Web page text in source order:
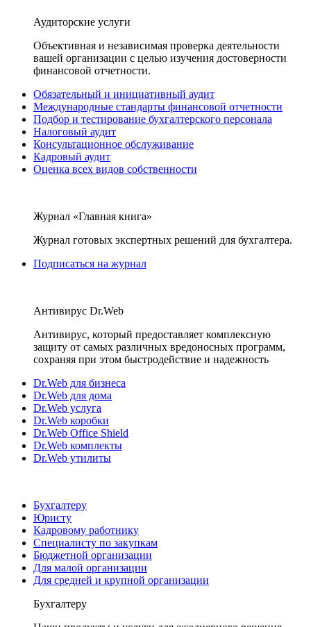
Аудиторские услуги
Объективная и независимая проверка деятельности
вашей организации с целью изучения достоверности
финансовой отчетности.
Обязательный и инициативный аудит
Международные стандарты финансовой отчетности
Подбор и тестирование бухгалтерского персонала
Налоговый аудит
Консультационное обслуживание
Кадровый аудит
Оценка всех видов собственности
Журнал «Главная книга»
Журнал готовых экспертных решений для бухгалтера.
Подписаться на журнал
Антивирус Dr.Web
Антивирус, который предоставляет комплексную
защиту от самых различных вредоносных программ,
сохраняя при этом быстродействие и надежность
Dr.Web для бизнеса
Dr.Web для дома
Dr.Web услуга
Dr.Web коробки
Dr.Web Office Shield
Dr.Web комплекты
Dr.Web утилиты
Бухгалтеру
Юристу
Кадровому работнику
Специалисту по закупкам
Бюджетной организации
Для малой организации
Для средней и крупной организации
Бухгалтеру